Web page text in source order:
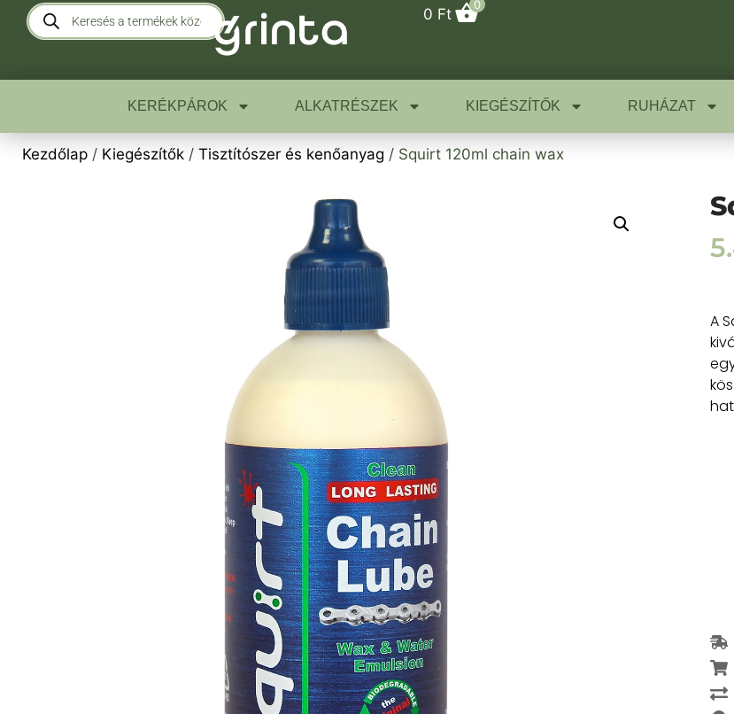
0 Ft
0
KERÉKPÁROK ALKATRÉSZEK KIEGÉSZÍTŐK RUHÁZAT
Kezdőlap / Kiegészítők / Tisztítószer és kenőanyag / Squirt 120ml chain wax
A